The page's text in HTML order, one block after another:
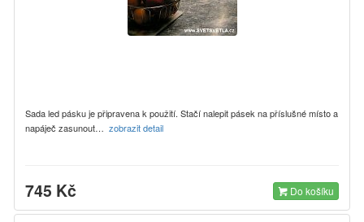
Sada led pásku je připravena k použití. Stačí nalepit pásek na příslušné místo a
napáječ zasunout… zobrazit detail
745 Kč Do košíku